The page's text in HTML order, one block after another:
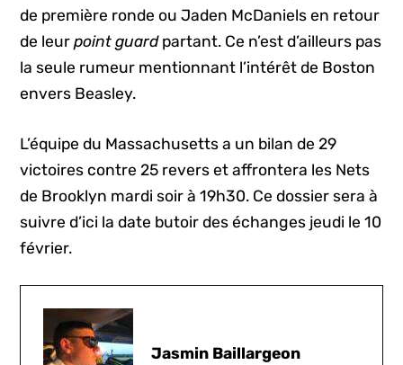
de première ronde ou Jaden McDaniels en retour
de leurpoint guardpartant. Ce n’est d’ailleurs pas
la seule rumeur mentionnant l’intérêt de Boston
envers Beasley.
L’équipe du Massachusetts a un bilan de 29
victoires contre 25 revers et affrontera les Nets
de Brooklyn mardi soir à 19h30. Ce dossier sera à
suivre d’ici la date butoir des échanges jeudi le 10
février.
Jasmin Baillargeon